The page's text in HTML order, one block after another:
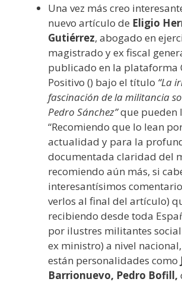
Una vez más creo
nuevo artículo de Eligio
Gutiérrez, abogado en
magistrado y ex fiscal
publicado en la plataforma
Positivo () bajo el título “La
fascinación de la militancia
Pedro Sánchez”que pueden
“Recomiendo que lo lean
actualidad y para la
documentada claridad del
recomiendo aún más, si
interesantísimos
verlos al final del artículo)
recibiendo desde toda
por ilustres militantes
ex ministro) a nivel
están personalidades como
Barrionuevo, Pedro Bofill,